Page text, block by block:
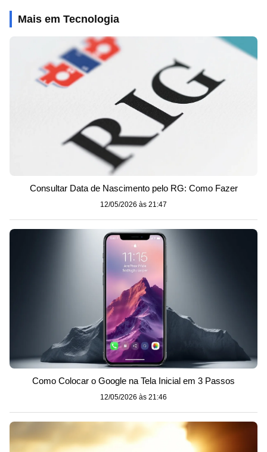
Mais em Tecnologia
Consultar Data de Nascimento pelo RG: Como Fazer
12/05/2026 às 21:47
Como Colocar o Google na Tela Inicial em 3 Passos
12/05/2026 às 21:46